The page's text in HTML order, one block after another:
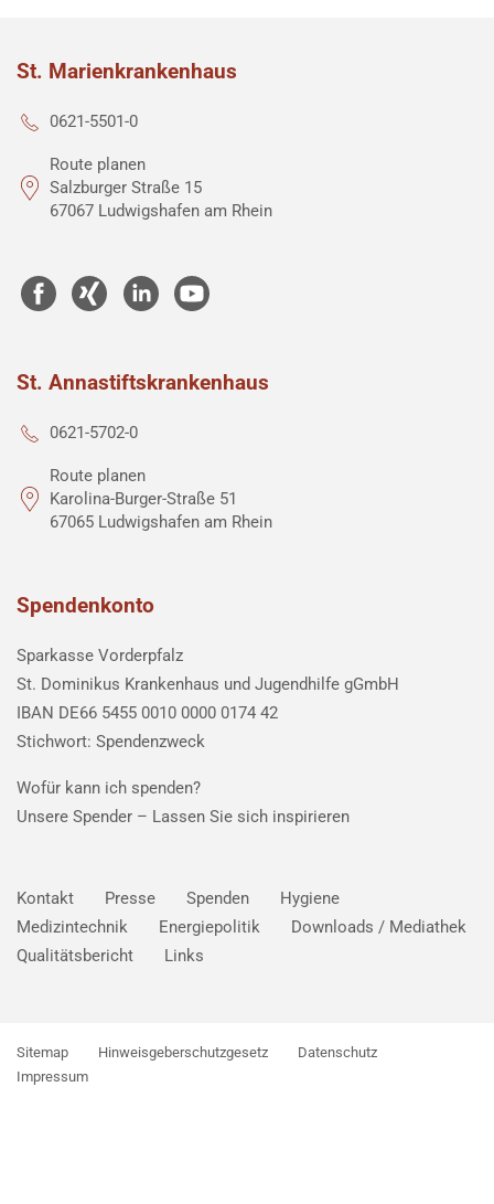
St. Marienkrankenhaus
0621-5501-0
Route planen
Salzburger Straße 15
67067 Ludwigshafen am Rhein
St. Annastiftskrankenhaus
0621-5702-0
Route planen
Karolina-Burger-Straße 51
67065 Ludwigshafen am Rhein
Spendenkonto
Sparkasse Vorderpfalz
St. Dominikus Krankenhaus und Jugendhilfe gGmbH
IBAN DE66 5455 0010 0000 0174 42
Stichwort: Spendenzweck
Wofür kann ich spenden?
Unsere Spender – Lassen Sie sich inspirieren
Kontakt Presse Spenden
Hygiene
Medizintechnik
Energiepolitik
Downloads / Mediathek
Qualitätsbericht
Links
Sitemap Hinweisgeberschutzgesetz
Datenschutz
Impressum